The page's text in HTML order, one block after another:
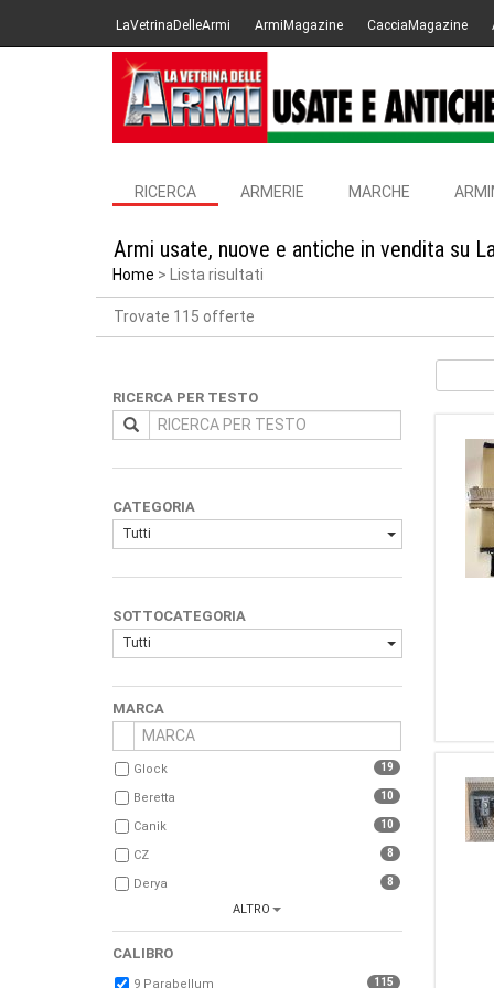
LaVetrinaDelleArmi ArmiMagazine CacciaMagazine
RICERCA ARMERIE MARCHE
Armi usate, nuove e antiche in vendita su
Home Lista risultati
Trovate 115 offerte
RICERCA PER TESTO
CATEGORIA
Tutti
SOTTOCATEGORIA
Tutti
MARCA
Glock 19
Beretta 10
Canik 10
CZ 8
Derya 8
ALTRO
CALIBRO
9 Parabellum 115